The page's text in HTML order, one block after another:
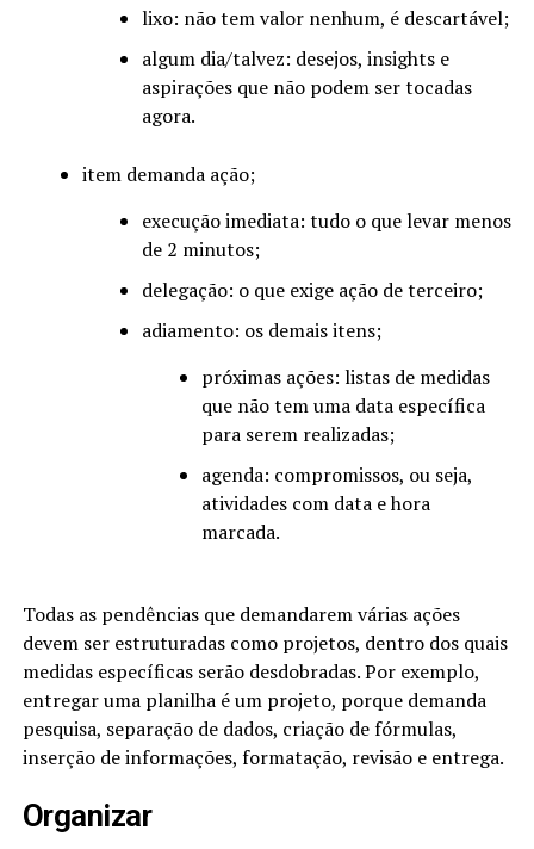
lixo: não tem valor nenhum, é descartável;
algum dia/talvez: desejos, insights e
aspirações que não podem ser tocadas
agora.
item demanda ação;
execução imediata: tudo o que levar menos
de 2 minutos;
delegação: o que exige ação de terceiro;
adiamento: os demais itens;
próximas ações: listas de medidas
que não tem uma data específica
para serem realizadas;
agenda: compromissos, ou seja,
atividades com data e hora
marcada.
Todas as pendências que demandarem várias ações
devem ser estruturadas como projetos, dentro dos quais
medidas específicas serão desdobradas. Por exemplo,
entregar uma planilha é um projeto, porque demanda
pesquisa, separação de dados, criação de fórmulas,
inserção de informações, formatação, revisão e entrega.
Organizar